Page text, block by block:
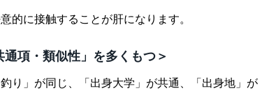
的に接触することが肝になります。
項・類似性」を多くもつ＞
り」が同じ、「出身大学」が共通、「出身地」が